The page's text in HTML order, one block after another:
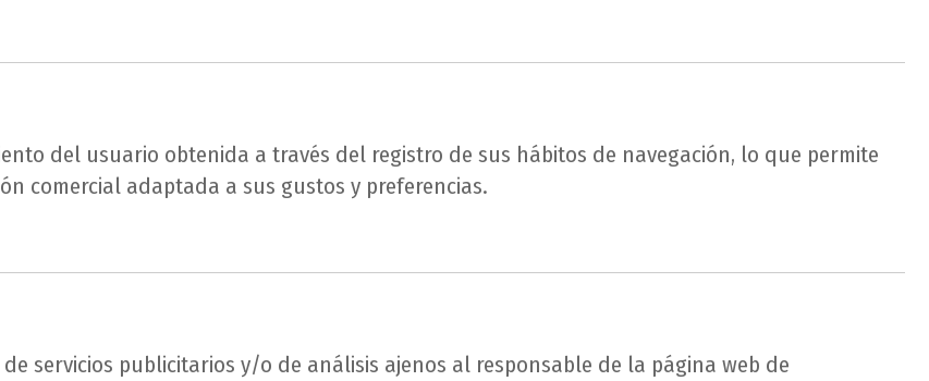
del usuario obtenida a través del registro de sus hábitos de navegación, lo que permite
comercial adaptada a sus gustos y preferencias.
servicios publicitarios y/o de análisis ajenos al responsable de la página web de